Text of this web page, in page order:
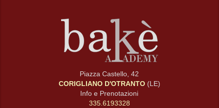
Piazza Castello, 42
CORIGLIANO D'OTRANTO(LE)
Info e Prenotazioni
335.6193328